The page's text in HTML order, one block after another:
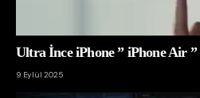
Ultra İnce iPhone ” iPhone Air ”
9 Eylül 2025